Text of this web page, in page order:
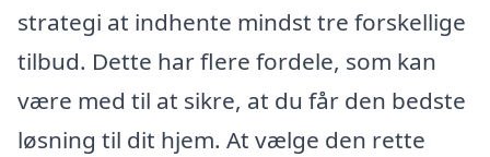
strategi at indhente mindst tre forskellige
tilbud. Dette har flere fordele, som kan
være med til at sikre, at du får den bedste
løsning til dit hjem. At vælge den rette